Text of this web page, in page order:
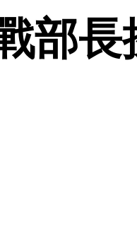
部長